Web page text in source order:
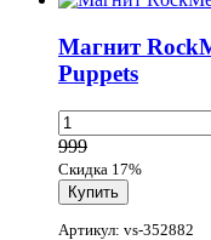
Магнит
Puppets
999
Скидка 17%
Артикул: vs-352882